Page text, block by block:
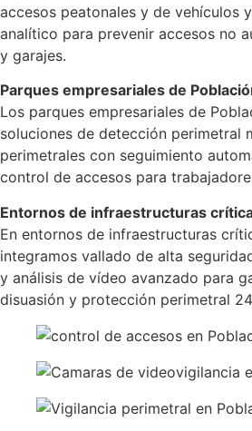
accesos peatonales y de vehículos
analítico para prevenir accesos no
y garajes.
Parques empresariales de
Los parques empresariales de
soluciones de detección perimetral
perimetrales con seguimiento
control de accesos para
Entornos de infraestructuras
En entornos de infraestructuras
integramos vallado de alta
y análisis de vídeo avanzado para
disuasión y protección perimetral